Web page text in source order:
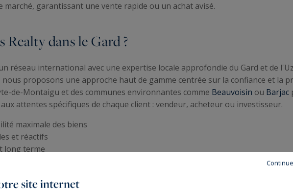
garantissant une vente rapide ou un achat avisé.
dans le Gard ?
réseau international avec une expertise locale approfondie du Gard et de
proposons une approche haut de gamme centrée sur la confiance et la
de-Montaigu et des communes environnantes comme Beauvoisin ou Barjac
attentes spécifiques de chaque client : vendeur, acheteur ou investisseur.
maximale des biens
et réactifs
long terme
locales
site internet